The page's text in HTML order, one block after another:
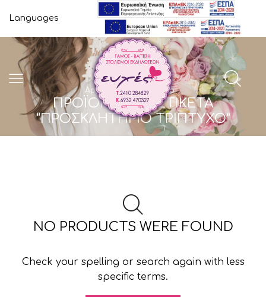
Languages
Αρχική Σελίδα Shop
ΠΡΟΪΌΝΤΑ ΜΕ ΕΤΙΚΈΤΑ
“ΠΡΟΣΚΛΗΤΉΡΙΟ ΤΡΊΠΤΥΧΟ”
NO PRODUCTS WERE FOUND
Check your spelling or search again with less
specific terms.